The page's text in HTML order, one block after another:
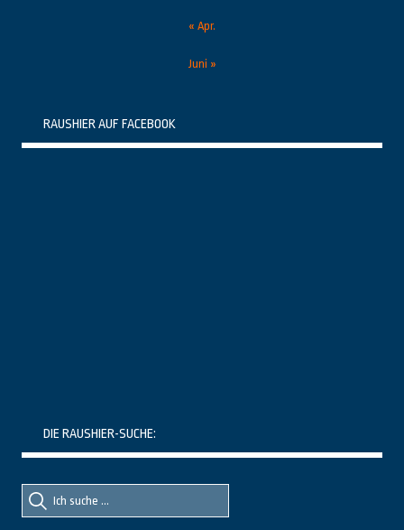
« Apr.
Juni »
RAUSHIER AUF FACEBOOK
DIE RAUSHIER-SUCHE:
Suche
nach::
Suche
nach: